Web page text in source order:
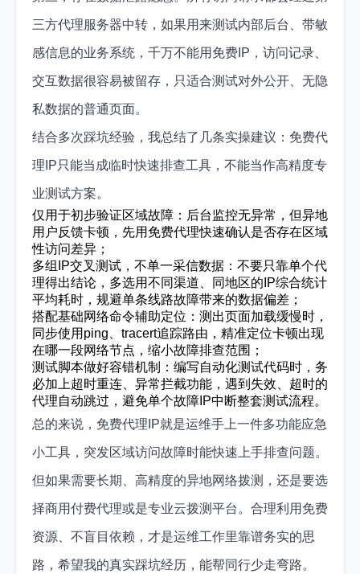
三方代理服务器中转，如果用来测试内部后台、带敏
感信息的业务系统，千万不能用免费IP，访问记录、
交互数据很容易被留存，只适合测试对外公开、无隐
私数据的普通页面。
结合多次踩坑经验，我总结了几条实操建议：免费代
理IP只能当成临时快速排查工具，不能当作高精度专
业测试方案。
仅用于初步验证区域故障：后台监控无异常，但异地
用户反馈卡顿，先用免费代理快速确认是否存在区域
性访问差异；
多组IP交叉测试，不单一采信数据：不要只靠单个代
理得出结论，多选用不同渠道、同地区的IP综合统计
平均耗时，规避单条线路故障带来的数据偏差；
搭配基础网络命令辅助定位：测出页面加载缓慢时，
同步使用ping、tracert追踪路由，精准定位卡顿出现
在哪一段网络节点，缩小故障排查范围；
测试脚本做好容错机制：编写自动化测试代码时，务
必加上超时重连、异常拦截功能，遇到失效、超时的
代理自动跳过，避免单个故障IP中断整套测试流程。
总的来说，免费代理IP就是运维手上一件多功能应急
小工具，突发区域访问故障时能快速上手排查问题。
但如果需要长期、高精度的异地网络拨测，还是要选
择商用付费代理或是专业云拨测平台。合理利用免费
资源、不盲目依赖，才是运维工作里靠谱务实的思
路，希望我的真实踩坑经历，能帮同行少走弯路。